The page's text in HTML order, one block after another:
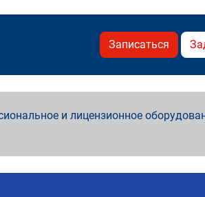
Записаться
и лицензионное